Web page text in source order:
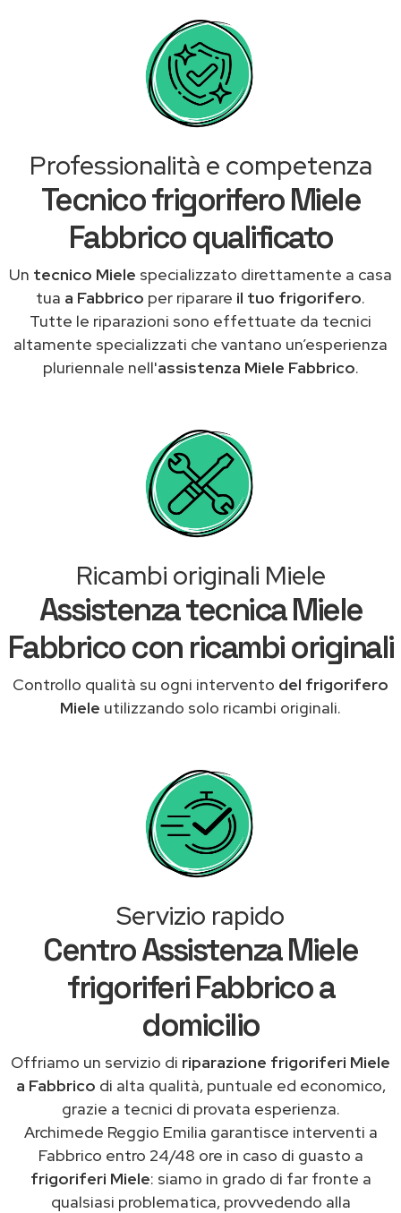
Professionalità e competenza
Tecnico frigorifero Miele
Fabbrico qualificato
Un tecnico Miele specializzato direttamente a casa
tua a Fabbrico per riparare il tuo frigorifero.
Tutte le riparazioni sono effettuate da tecnici
altamente specializzati che vantano un’esperienza
pluriennale nell'assistenza Miele Fabbrico.
Ricambi originali Miele
Assistenza tecnica Miele
Fabbrico con ricambi originali
Controllo qualità su ogni intervento del frigorifero
Miele utilizzando solo ricambi originali.
Servizio rapido
Centro Assistenza Miele
frigoriferi Fabbrico a
domicilio
Offriamo un servizio di riparazione frigoriferi Miele
a Fabbrico di alta qualità, puntuale ed economico,
grazie a tecnici di provata esperienza.
Archimede Reggio Emilia garantisce interventi a
Fabbrico entro 24/48 ore in caso di guasto a
frigoriferi Miele: siamo in grado di far fronte a
qualsiasi problematica, provvedendo alla